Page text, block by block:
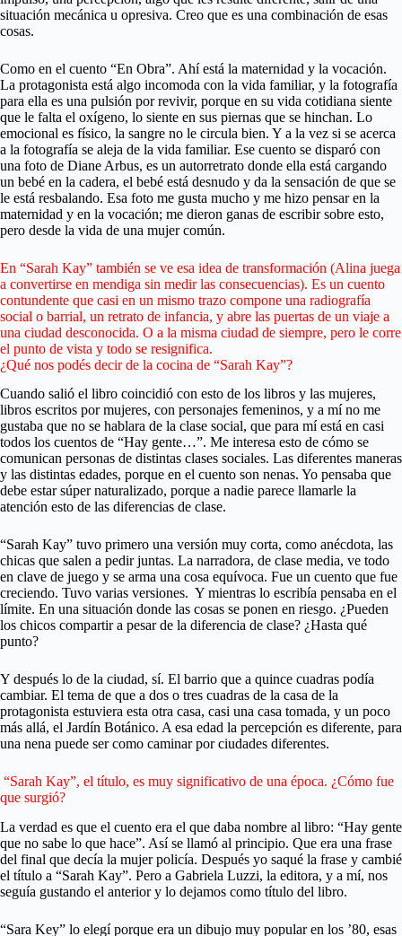
situación mecánica u opresiva. Creo que es una combinación de esas
cosas.
Como en el cuento “En Obra”. Ahí está la maternidad y la vocación.
La protagonista está algo incomoda con la vida familiar, y la fotografía
para ella es una pulsión por revivir, porque en su vida cotidiana siente
que le falta el oxígeno, lo siente en sus piernas que se hinchan. Lo
emocional es físico, la sangre no le circula bien. Y a la vez si se acerca
a la fotografía se aleja de la vida familiar. Ese cuento se disparó con
una foto de Diane Arbus, es un autorretrato donde ella está cargando
un bebé en la cadera, el bebé está desnudo y da la sensación de que se
le está resbalando. Esa foto me gusta mucho y me hizo pensar en la
maternidad y en la vocación; me dieron ganas de escribir sobre esto,
pero desde la vida de una mujer común.
En “Sarah Kay” también se ve esa idea de transformación (Alina juega
a convertirse en mendiga sin medir las consecuencias). Es un cuento
contundente que casi en un mismo trazo compone una radiografía
social o barrial, un retrato de infancia, y abre las puertas de un viaje a
una ciudad desconocida. O a la misma ciudad de siempre, pero le corre
el punto de vista y todo se resignifica.
¿Qué nos podés decir de la cocina de “Sarah Kay”?
Cuando salió el libro coincidió con esto de los libros y las mujeres,
libros escritos por mujeres, con personajes femeninos, y a mí no me
gustaba que no se hablara de la clase social, que para mí está en casi
todos los cuentos de “Hay gente…”. Me interesa esto de cómo se
comunican personas de distintas clases sociales. Las diferentes maneras
y las distintas edades, porque en el cuento son nenas. Yo pensaba que
debe estar súper naturalizado, porque a nadie parece llamarle la
atención esto de las diferencias de clase.
“Sarah Kay” tuvo primero una versión muy corta, como anécdota, las
chicas que salen a pedir juntas. La narradora, de clase media, ve todo
en clave de juego y se arma una cosa equívoca. Fue un cuento que fue
creciendo. Tuvo varias versiones. Y mientras lo escribía pensaba en el
límite. En una situación donde las cosas se ponen en riesgo. ¿Pueden
los chicos compartir a pesar de la diferencia de clase? ¿Hasta qué
punto?
Y después lo de la ciudad, sí. El barrio que a quince cuadras podía
cambiar. El tema de que a dos o tres cuadras de la casa de la
protagonista estuviera esta otra casa, casi una casa tomada, y un poco
más allá, el Jardín Botánico. A esa edad la percepción es diferente, para
una nena puede ser como caminar por ciudades diferentes.
“Sarah Kay”, el título, es muy significativo de una época. ¿Cómo fue
que surgió?
La verdad es que el cuento era el que daba nombre al libro: “Hay gente
que no sabe lo que hace”. Así se llamó al principio. Que era una frase
del final que decía la mujer policía. Después yo saqué la frase y cambié
el título a “Sarah Kay”. Pero a Gabriela Luzzi, la editora, y a mí, nos
seguía gustando el anterior y lo dejamos como título del libro.
“Sara Key” lo elegí porque era un dibujo muy popular en los ’80, esas